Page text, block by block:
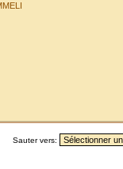
Sauter vers: